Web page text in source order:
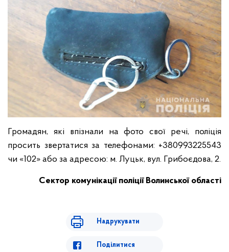
Громадян, які впізнали на фото свої речі, поліція
просить звертатися за телефонами: +380993225543
чи «102» або за адресою: м. Луцьк, вул. Грибоєдова, 2.
Сектор комунікації поліції Волинської області
Надрукувати
Поділитися